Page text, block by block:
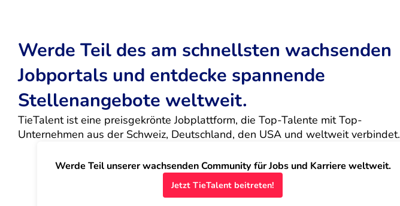
Werde Teil des am schnellsten wachsenden
Jobportals und entdecke spannende
Stellenangebote weltweit.
TieTalent ist eine preisgekrönte Jobplattform, die Top-Talente mit Top-
Unternehmen aus der Schweiz, Deutschland, den USA und weltweit verbindet.
Werde Teil unserer wachsenden Community für Jobs und Karriere weltweit.
Jetzt TieTalent beitreten!